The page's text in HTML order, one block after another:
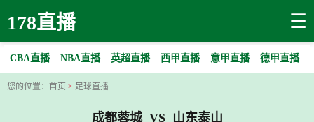
178直播 ☰
CBA直播 NBA直播 英超直播 西甲直播 意甲直播 德甲直播
您的位置： 首页 > 足球直播
成都蓉城 VS 山东泰山